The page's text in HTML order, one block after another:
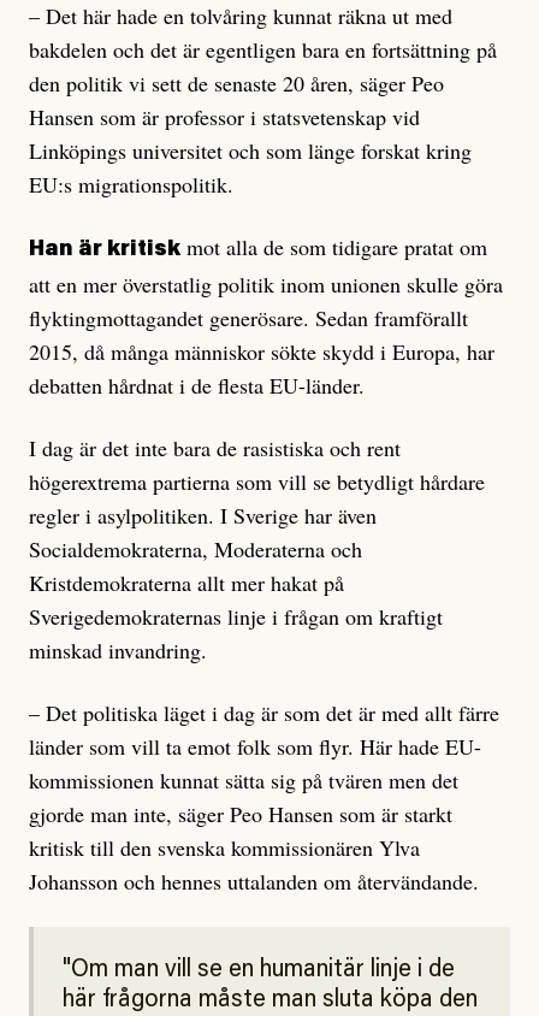
– Det här hade en tolvåring kunnat räkna ut med
bakdelen och det är egentligen bara en fortsättning på
den politik vi sett de senaste 20 åren, säger Peo
Hansen som är professor i statsvetenskap vid
Linköpings universitet och som länge forskat kring
EU:s migrationspolitik.
Han är kritisk mot alla de som tidigare pratat om
att en mer överstatlig politik inom unionen skulle göra
flyktingmottagandet generösare. Sedan framförallt
2015, då många människor sökte skydd i Europa, har
debatten hårdnat i de flesta EU-länder.
I dag är det inte bara de rasistiska och rent
högerextrema partierna som vill se betydligt hårdare
regler i asylpolitiken. I Sverige har även
Socialdemokraterna, Moderaterna och
Kristdemokraterna allt mer hakat på
Sverigedemokraternas linje i frågan om kraftigt
minskad invandring.
– Det politiska läget i dag är som det är med allt färre
länder som vill ta emot folk som flyr. Här hade EU-
kommissionen kunnat sätta sig på tvären men det
gjorde man inte, säger Peo Hansen som är starkt
kritisk till den svenska kommissionären Ylva
Johansson och hennes uttalanden om återvändande.
Om man vill se en humanitär linje i de
här frågorna måste man sluta köpa den